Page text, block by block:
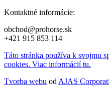
Kontaktné informácie:
obchod@prohorse.sk
+421 915 853 114
Táto stránka používa k svojmu
cookies. Viac informácií tu.
Tvorba webu od AJAS